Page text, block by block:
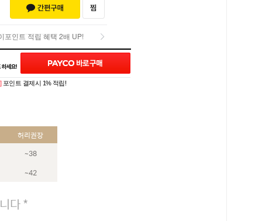
포인트 적립 혜택 2배 UP!
포인트 적립 혜택 2배 UP!
포인트 결제시 1% 적립!
(0)
허리권장
~38
~42
다 *